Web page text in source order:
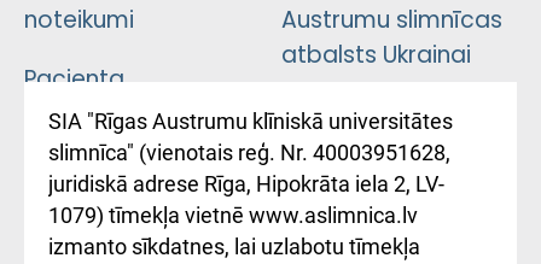
noteikumi
Pacienta
atsauksmju/sūdzību
iesniegšanas
kārtība
Kā pie mums nokļūt
Austrumu slimnīcas
atbalsts Ukrainai
Підтримка Східної
лікарні та співпраця з
Україною
SIA "Rīgas Austrumu klīniskā universitātes
slimnīca" (vienotais reģ. Nr. 40003951628,
juridiskā adrese Rīga, Hipokrāta iela 2, LV-
1079) tīmekļa vietnē www.aslimnica.lv
izmanto sīkdatnes, lai uzlabotu tīmekļa